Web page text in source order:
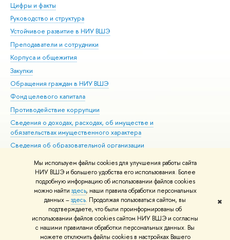
Мы используем файлы cookies для улучшения работы сайта
НИУ ВШЭ и большего удобства его использования. Более
подробную информацию об использовании файлов cookies
можно найти здесь, наши правила обработки персональных
данных –здесь. Продолжая пользоваться сайтом, вы
подтверждаете, что были проинформированы об
использовании файлов cookies сайтом НИУ ВШЭ и согласны
с нашими правилами обработки персональных данных. Вы
можете отключить файлы cookies в настройках Вашего
✖
Цифры и факты
Руководство и структура
Устойчивое развитие в НИУ ВШЭ
Преподаватели и сотрудники
Корпуса и общежития
Закупки
Обращения граждан в НИУ ВШЭ
Фонд целевого капитала
Противодействие коррупции
Сведения о доходах, расходах, об имуществе и
обязательствах имущественного характера
Сведения об образовательной организации
Людям с ограниченными возможностями здоровья
Единая платежная страница
Работа в Вышке
© НИУ ВШЭ 1993–2026 Адреса и контакты Условия использования
материалов Политика конфиденциальности Карта сайта
Шрифты HSE Sans и HSE Slab разработаны вШколе дизайна НИУ ВШЭ